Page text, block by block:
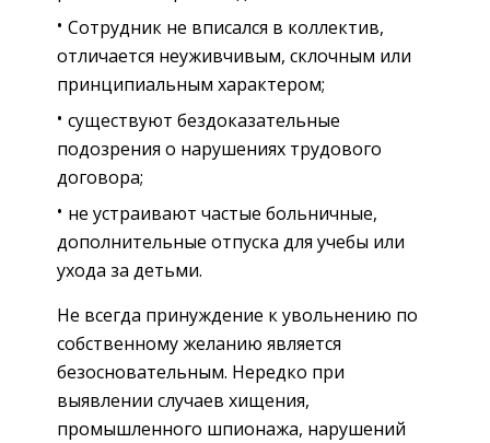
Сотрудник не вписался в коллектив,
отличается неуживчивым, склочным или
принципиальным характером;
существуют бездоказательные
подозрения о нарушениях трудового
договора;
не устраивают частые больничные,
дополнительные отпуска для учебы или
ухода за детьми.
Не всегда принуждение к увольнению по
собственному желанию является
безосновательным. Нередко при
выявлении случаев хищения,
промышленного шпионажа, нарушений